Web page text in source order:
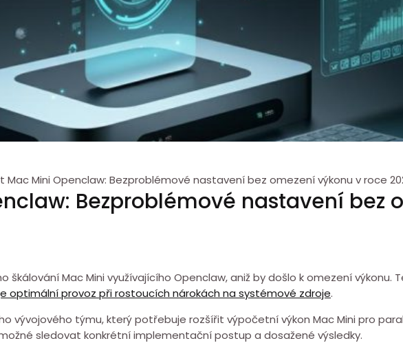
Mac Mini Openclaw: Bezproblémové nastavení bez omezení výkonu v roce
Bezproblémové nastavení bez
Mac Mini využívajícího Openclaw, aniž by došlo k omezení výkonu.
optimální provoz při rostoucích nárokách⁣ na systémové zdroje.
vývojového týmu, který potřebuje rozšířit výpočetní výkon Mac Mini pro
⁤sledovat konkrétní implementační postup a dosažené výsledky.